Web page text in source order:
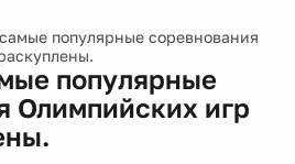
популярные соревнования
популярные
Олимпийских игр